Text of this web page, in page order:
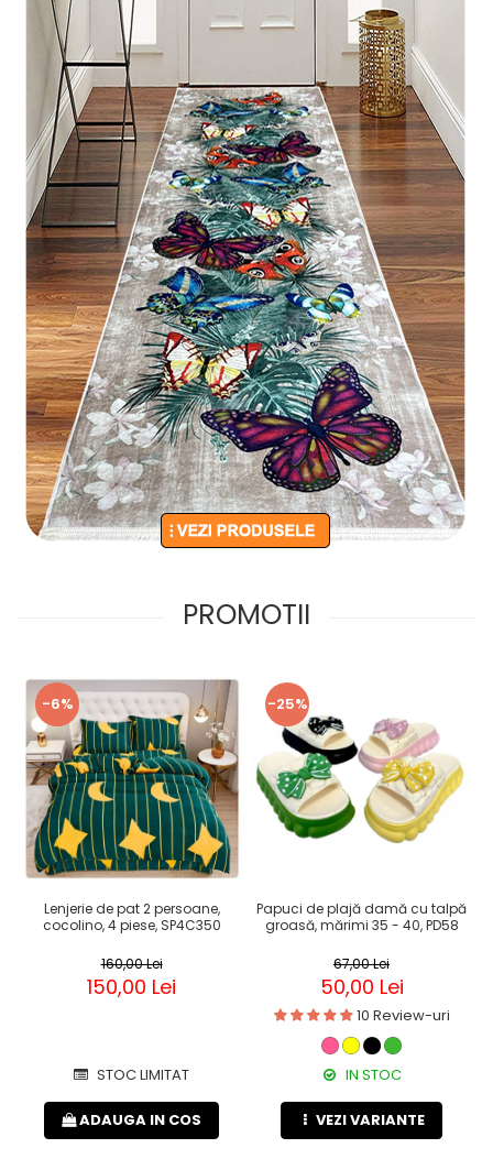
PROMOTII
-6%
Lenjerie de pat 2 persoane,
cocolino, 4 piese, SP4C350
160,00 Lei
150,00 Lei
STOC LIMITAT
ADAUGA IN COS
-25%
Papuci de plajă damă cu talpă
groasă, mărimi 35 - 40, PD58
67,00 Lei
50,00 Lei
10 Review-uri
IN STOC
VEZI VARIANTE